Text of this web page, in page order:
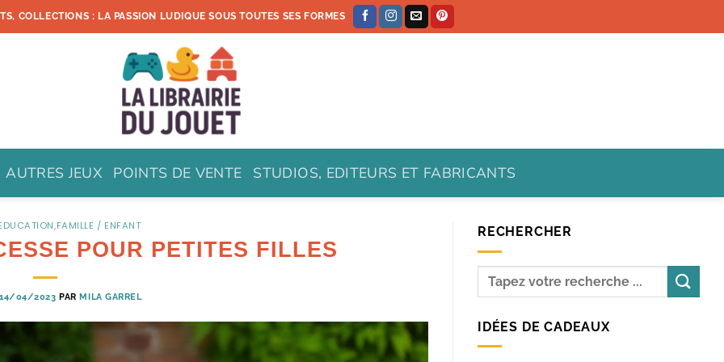
COLLECTIONS : LA PASSION LUDIQUE SOUS TOUTES SES FORMES
AUTRES JEUX POINTS DE VENTE STUDIOS, EDITEURS ET FABRICANTS
,FAMILLE / ENFANT
POUR PETITES FILLES
14/04/2023 PARMILA GARREL
RECHERCHER
IDÉES DE CADEAUX